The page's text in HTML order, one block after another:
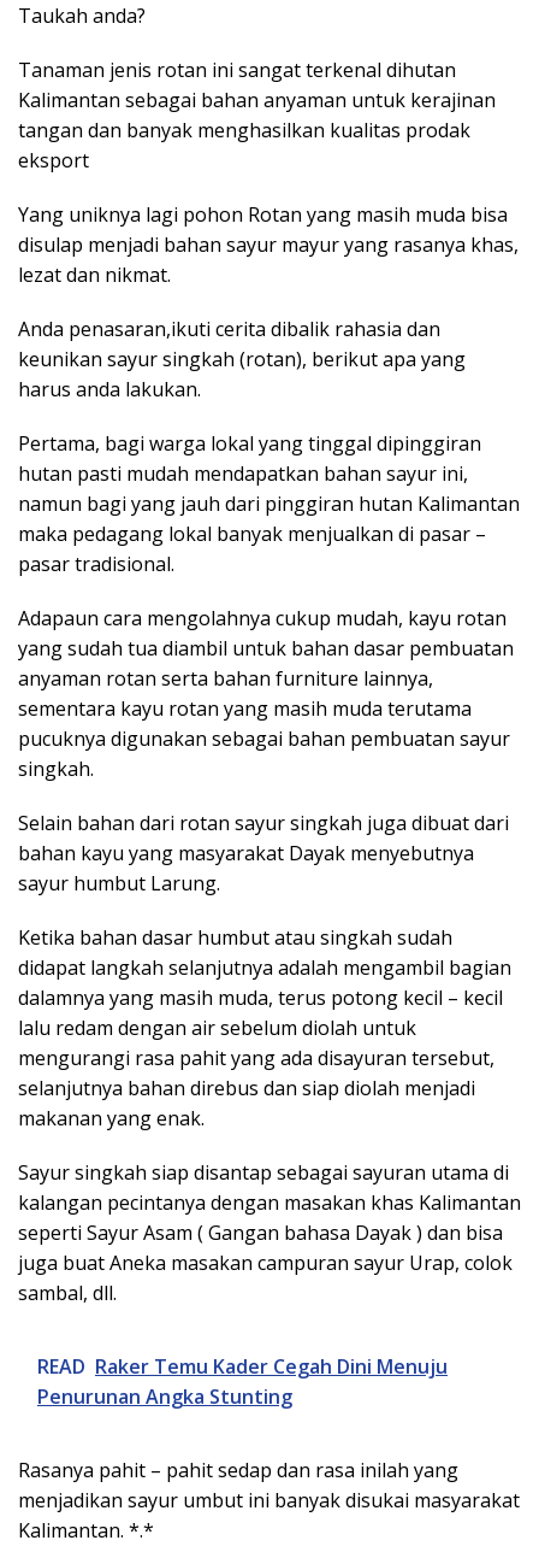
Taukah anda?
Tanaman jenis rotan ini sangat terkenal dihutan
Kalimantan sebagai bahan anyaman untuk kerajinan
tangan dan banyak menghasilkan kualitas prodak
eksport
Yang uniknya lagi pohon Rotan yang masih muda bisa
disulap menjadi bahan sayur mayur yang rasanya khas,
lezat dan nikmat.
Anda penasaran,ikuti cerita dibalik rahasia dan
keunikan sayur singkah (rotan), berikut apa yang
harus anda lakukan.
Pertama, bagi warga lokal yang tinggal dipinggiran
hutan pasti mudah mendapatkan bahan sayur ini,
namun bagi yang jauh dari pinggiran hutan Kalimantan
maka pedagang lokal banyak menjualkan di pasar –
pasar tradisional.
Adapaun cara mengolahnya cukup mudah, kayu rotan
yang sudah tua diambil untuk bahan dasar pembuatan
anyaman rotan serta bahan furniture lainnya,
sementara kayu rotan yang masih muda terutama
pucuknya digunakan sebagai bahan pembuatan sayur
singkah.
Selain bahan dari rotan sayur singkah juga dibuat dari
bahan kayu yang masyarakat Dayak menyebutnya
sayur humbut Larung.
Ketika bahan dasar humbut atau singkah sudah
didapat langkah selanjutnya adalah mengambil bagian
dalamnya yang masih muda, terus potong kecil – kecil
lalu redam dengan air sebelum diolah untuk
mengurangi rasa pahit yang ada disayuran tersebut,
selanjutnya bahan direbus dan siap diolah menjadi
makanan yang enak.
Sayur singkah siap disantap sebagai sayuran utama di
kalangan pecintanya dengan masakan khas Kalimantan
seperti Sayur Asam ( Gangan bahasa Dayak ) dan bisa
juga buat Aneka masakan campuran sayur Urap, colok
sambal, dll.
READ Raker Temu Kader Cegah Dini Menuju
Penurunan Angka Stunting
Rasanya pahit – pahit sedap dan rasa inilah yang
menjadikan sayur umbut ini banyak disukai masyarakat
Kalimantan. *.*